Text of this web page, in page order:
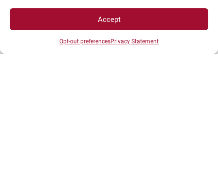
Accept
Opt-out preferencesPrivacy Statement
Plan d’accès des campus
Mentions légales
Données personnelles et gestion des cookies
Gérer mes cookies